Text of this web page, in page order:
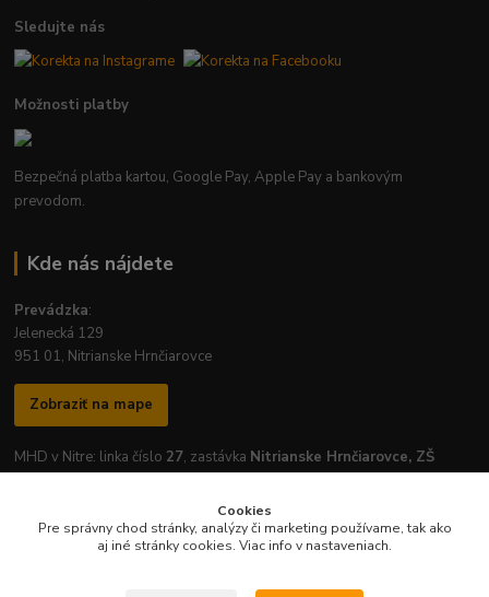
Sledujte nás
Možnosti platby
Bezpečná platba kartou, Google Pay, Apple Pay a bankovým
prevodom.
Kde nás nájdete
Prevádzka:
Jelenecká 129
951 01, Nitrianske Hrnčiarovce
Zobraziť na mape
MHD v Nitre: linka číslo 27, zastávka Nitrianske Hrnčiarovce, ZŠ
Otváracie hodiny prevádzky:
Cookies
Pre správny chod stránky, analýzy či marketing používame, tak ako
aj iné stránky cookies. Viac info v nastaveniach.